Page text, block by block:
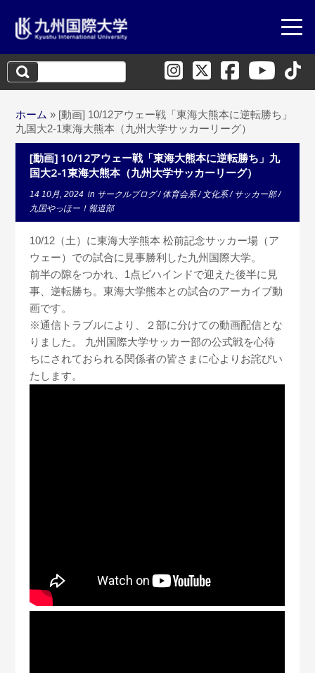
検
索:
ホーム » [動画] 10/12アウェー戦「東海大熊本に逆転勝ち」
九国大2-1東海大熊本（九州大学サッカーリーグ）
[動画] 10/12アウェー戦「東海大熊本に逆転勝ち」九
国大2-1東海大熊本（九州大学サッカーリーグ）
14 10月, 2024 in サークルブログ/体育会系/ 文化系/ サッカー部/
九国やっほー！報道部
10/12（土）に東海大学熊本 松前記念サッカー場（ア
ウェー）での試合に見事勝利した九州国際大学。
前半の隙をつかれ、1点ビハインドで迎えた後半に見
事、逆転勝ち。東海大学熊本との試合のアーカイブ動
画です。
※通信トラブルにより、２部に分けての動画配信とな
りました。 九州国際大学サッカー部の公式戦を心待
ちにされておられる関係者の皆さまに心よりお詫びい
たします。